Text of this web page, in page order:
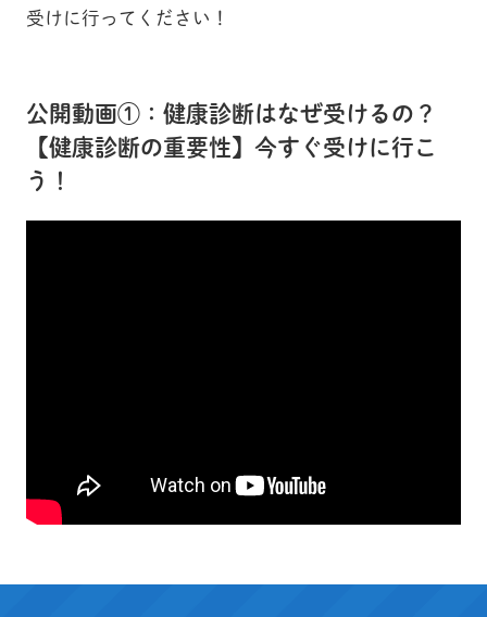
受けに行ってください！
公開動画①：健康診断はなぜ受けるの？
【健康診断の重要性】今すぐ受けに行こ
う！